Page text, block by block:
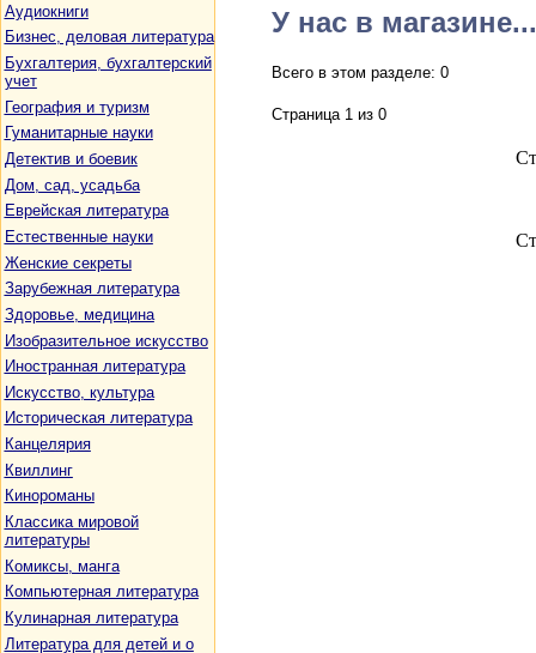
Аудиокниги
Бизнес, деловая литература
Бухгалтерия, бухгалтерский
учет
География и туризм
Гуманитарные науки
Детектив и боевик
Дом, сад, усадьба
Еврейская литература
Естественные науки
Женские секреты
Зарубежная литература
Здоровье, медицина
Изобразительное искусство
Иностранная литература
Искусство, культура
Историческая литература
Канцелярия
Квиллинг
Кинороманы
Классика мировой
литературы
Комиксы, манга
Компьютерная литература
Кулинарная литература
Литература для детей и о
У нас в магазине...
Всего в этом разделе: 0
Страница 1 из 0